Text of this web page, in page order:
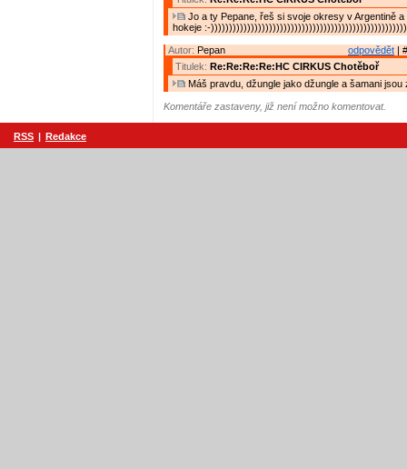
Jo a ty Pepane, řeš si svoje okresy v Argentině
hokeje :-
odpovědět |
Autor: Pepan
Titulek: Re:Re:Re:Re:HC CIRKUS Chotěboř
Máš pravdu, džungle jako džungle a šamani jsou
Komentáře zastaveny, již není možno komentovat.
RSS | Redakce